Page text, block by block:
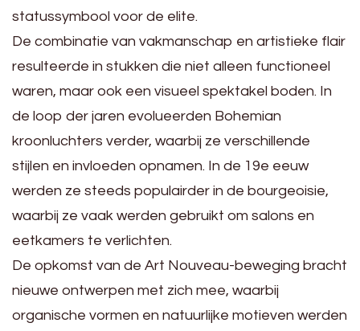
statussymbool voor de elite.
De combinatie van vakmanschap en artistieke flair
resulteerde in stukken die niet alleen functioneel
waren, maar ook een visueel spektakel boden. In
de loop der jaren evolueerden Bohemian
kroonluchters verder, waarbij ze verschillende
stijlen en invloeden opnamen. In de 19e eeuw
werden ze steeds populairder in de bourgeoisie,
waarbij ze vaak werden gebruikt om salons en
eetkamers te verlichten.
De opkomst van de Art Nouveau-beweging bracht
nieuwe ontwerpen met zich mee, waarbij
organische vormen en natuurlijke motieven werden